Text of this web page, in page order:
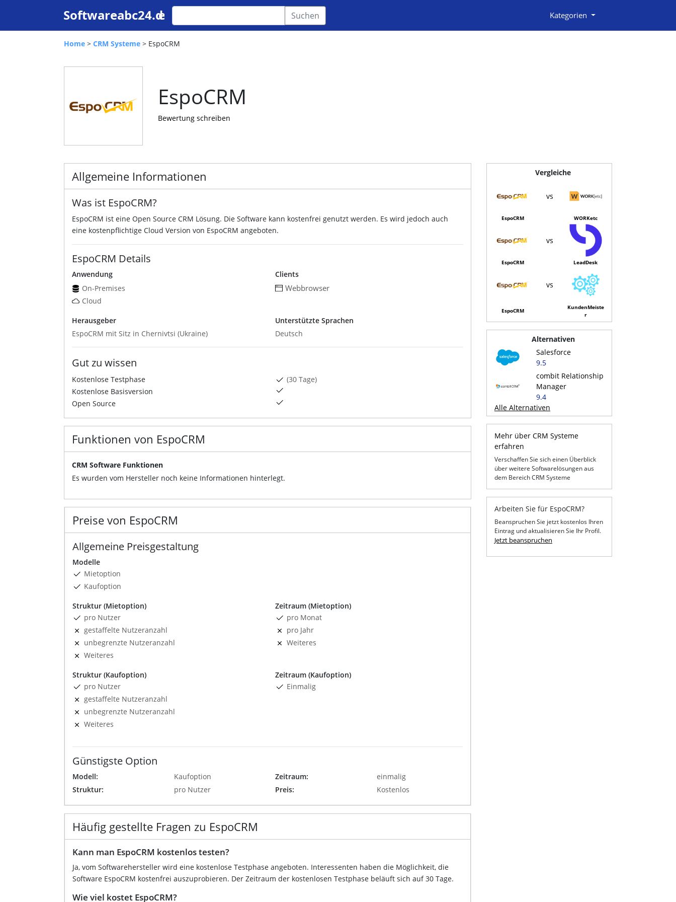
Suchen Kategorien
Home > CRM Systeme > EspoCRM
EspoCRM
Bewertung schreiben
Allgemeine Informationen
Was ist EspoCRM?
EspoCRM ist eine Open Source CRM Lösung. Die Software kann kostenfrei genutzt werden. Es wird jedoch auch
eine kostenpflichtige Cloud Version von EspoCRM angeboten.
EspoCRM Details
Anwendung
On-Premises
Cloud
Clients
Webbrowser
Herausgeber
EspoCRM mit Sitz in Chernivtsi (Ukraine)
Unterstützte Sprachen
Deutsch
Gut zu wissen
Kostenlose Testphase
(30 Tage)
Kostenlose Basisversion
Open Source
Funktionen von EspoCRM
CRM Software Funktionen
Es wurden vom Hersteller noch keine Informationen hinterlegt.
Preise von EspoCRM
Allgemeine Preisgestaltung
Modelle
Mietoption
Kaufoption
Struktur (Mietoption)
pro Nutzer
gestaffelte Nutzeranzahl
unbegrenzte Nutzeranzahl
Weiteres
Zeitraum (Mietoption)
pro Monat
pro Jahr
Weiteres
Struktur (Kaufoption)
pro Nutzer
gestaffelte Nutzeranzahl
unbegrenzte Nutzeranzahl
Weiteres
Zeitraum (Kaufoption)
Einmalig
Günstigste Option
Modell: Kaufoption Zeitraum:
einmalig
Struktur:
pro Nutzer Preis: Kostenlos
Häufig gestellte Fragen zu EspoCRM
Kann man EspoCRM kostenlos testen?
Ja, vom Softwarehersteller wird eine kostenlose Testphase angeboten. Interessenten haben die Möglichkeit, die
Software EspoCRM kostenfrei auszuprobieren. Der Zeitraum der kostenlosen Testphase beläuft sich auf 30 Tage.
Wie viel kostet EspoCRM?
Vergleiche
vs
EspoCRM WORKetc
vs
EspoCRM LeadDesk
vs
EspoCRM
KundenMeiste
r
Alternativen
Salesforce
9.5
combit Relationship
Manager
9.4
Alle Alternativen
Mehr über CRM Systeme
erfahren
Verschaffen Sie sich einen Überblick
über weitere Softwarelösungen aus
dem Bereich CRM Systeme
Arbeiten Sie für EspoCRM?
Beanspruchen Sie jetzt kostenlos Ihren
Eintrag und aktualisieren Sie Ihr Profil.
Jetzt beanspruchen